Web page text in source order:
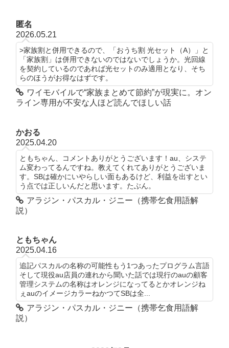
匿名
2026.05.21
>家族割と併用できるので、「おうち割 光セット（A）」と
「家族割」は併用できないのではないでしょうか。光回線
を契約しているのであれば光セットのみ適用となり、そち
らのほうがお得なはずです。
ワイモバイルで“家族まとめて節約”が現実に。オン
ライン専用が不安な人ほど読んでほしい話
かおる
2025.04.20
ともちゃん、コメントありがとうございます！au、システ
ム変わってるんですね。教えてくれてありがとうございま
す。SBは確かにいやらしい面もあるけど、利益を出すとい
う点では正しいんだと思います。たぶん。
アラジン・パスカル・ジニー（携帯乞食用語解
説）
ともちゃん
2025.04.16
追記パスカルの名称の可能性もう1つあったプログラム言語
そして現役au店員の連れから聞いた話では現行のauの顧客
管理システムの名称はオレンジになってるとかオレンジね
ぇauのイメージカラーねかつてSBは全...
アラジン・パスカル・ジニー（携帯乞食用語解
説）